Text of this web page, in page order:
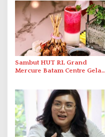
Sambut HUT RI, Grand
Mercure Batam Centre Gelar